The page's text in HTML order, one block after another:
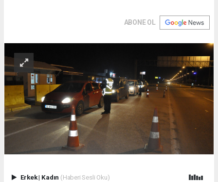
ABONE OL
Erkek| Kadın (Haberi Sesli Oku)